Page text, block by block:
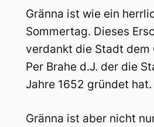
Gränna ist wie ein
Sommertag. Dieses
verdankt die Stadt dem
Per Brahe d.J. der die
Jahre 1652 gründet hat.
Gränna ist aber nicht